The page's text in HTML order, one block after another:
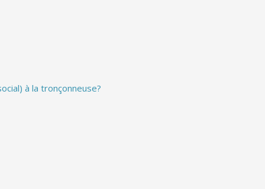
à la tronçonneuse?